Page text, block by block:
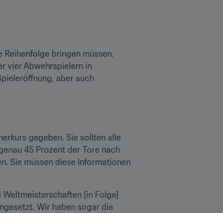
bringen müssen.
vier Abwehrspielern in
aber auch
gegeben. Sie sollten alle
45 Prozent der Tore nach
Sie müssen diese Informationen
Weltmeisterschaften [in Folge]
Wir haben sogar die